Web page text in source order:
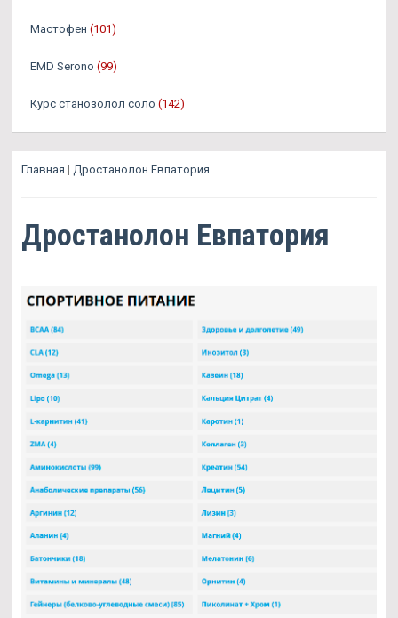
Мастофен (101)
EMD Serono (99)
Курс станозолол соло (142)
Главная | Дростанолон Евпатория
Дростанолон Евпатория